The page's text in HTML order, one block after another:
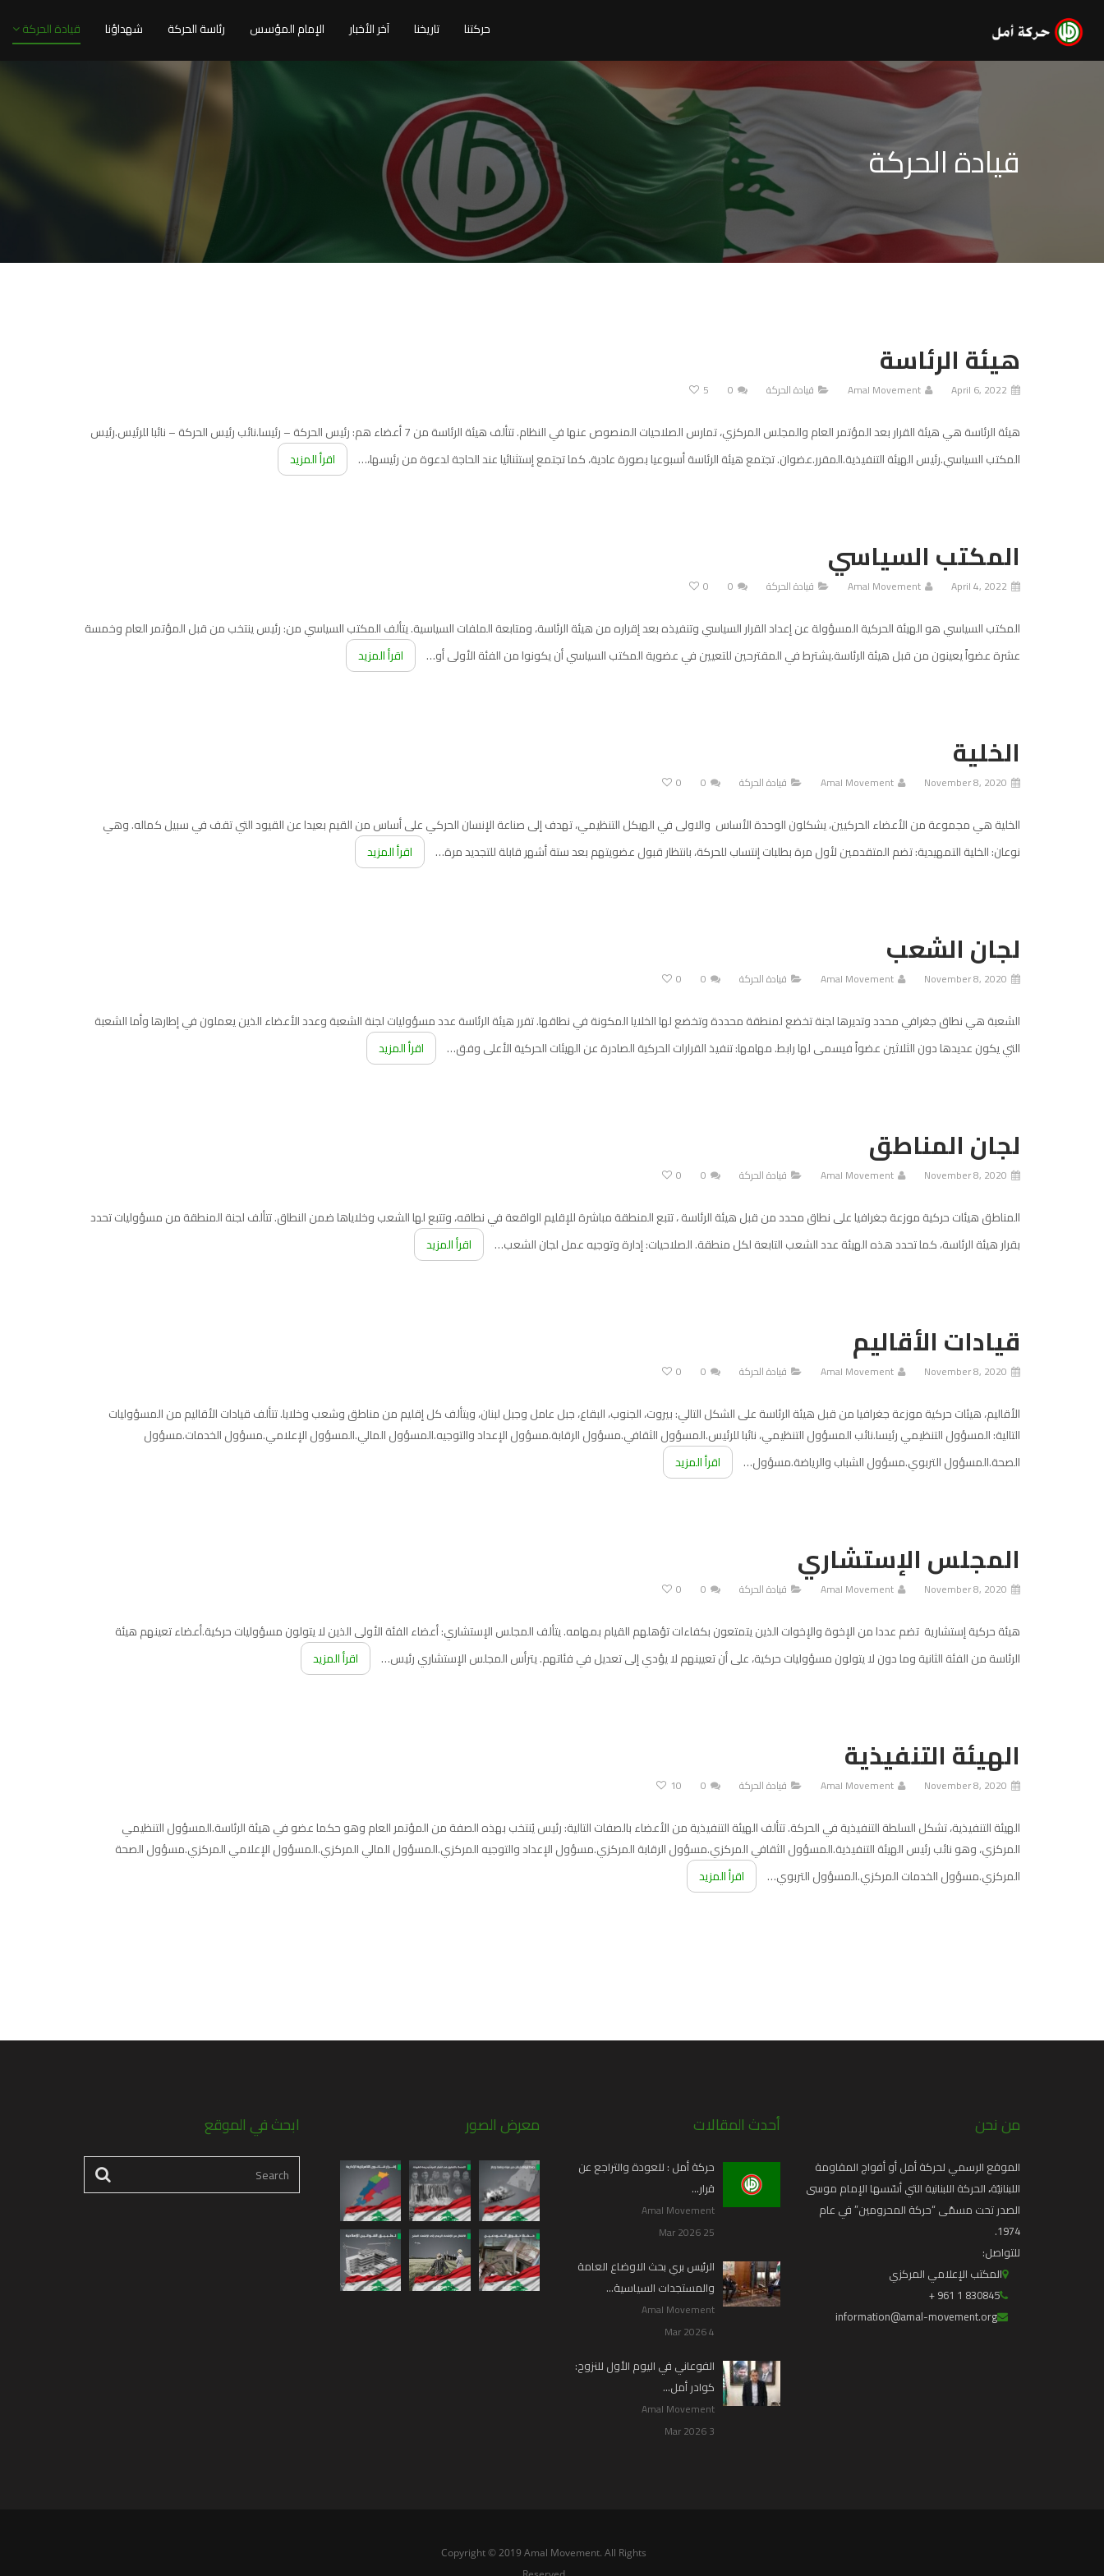
حركتنا تاريخنا آخر الأخبار الإمام المؤسس رئاسة الحركة شهداؤنا قيادة الحركة
قيادة الحركة
هيئة الرئاسة
April 6, 2022
Amal Movement قيادة الحركة 0
5
هيئة الرئاسة هي هيئة القرار بعد المؤتمر العام والمجلس المركزي، تمارس الصلاحيات المنصوص عنها في النظام. تتألف هيئة الرئاسة من 7 أعضاء هم: رئيس الحركة – رئيسا.نائب رئيس الحركة – نائبا للرئيس.رئيس
المكتب السياسي.رئيس الهيئة التنفيذية.المقرر.عضوان. تجتمع هيئة الرئاسة أسبوعيا بصورة عادية، كما تجتمع إستثنائيا عند الحاجة لدعوة من رئيسها،…
اقرأ المزيد
المكتب السياسي
April 4, 2022
Amal Movement قيادة الحركة 0
0
المكتب السياسي هو الهيئة الحركية المسؤولة عن إعداد القرار السياسي وتنفيذه بعد إقراره من هيئة الرئاسة، ومتابعة الملفات السياسية. يتألف المكتب السياسي من: رئيس ينتخب من قبل المؤتمر العام وخمسة
عشرة عضواً يعينون من قبل هيئة الرئاسة.يشترط في المقترحين للتعيين في عضوية المكتب السياسي أن يكونوا من الفئة الأولى أو…
اقرأ المزيد
الخلية
November 8, 2020
Amal Movement قيادة الحركة 0
0
الخلية هي مجموعة من الأعضاء الحركيين، يشكلون الوحدة الأساس والاولى في الهيكل التنظيمي، تهدف إلى صناعة الإنسان الحركي على أساس من القيم بعيدا عن القيود التي تقف في سبيل كماله. وهي
نوعان: الخلية التمهيدية: تضم المتقدمين لأول مرة بطلبات إنتساب للحركة، بانتظار قبول عضويتهم بعد ستة أشهر قابلة للتجديد مرة…
اقرأ المزيد
لجان الشعب
November 8, 2020
Amal Movement قيادة الحركة 0
0
الشعبة هي نطاق جغرافي محدد وتديرها لجنة تخضع لمنطقة محددة وتخضع لها الخلايا المكونة في نطاقها. تقرر هيئة الرئاسة عدد مسؤوليات لجنة الشعبة وعدد الأعضاء الذين يعملون في إطارها وأما الشعبة
التي يكون عديدها دون الثلاثين عضواً فيسمى لها رابط. مهامها: تنفيذ القرارات الحركية الصادرة عن الهيئات الحركية الأعلى وفق…
اقرأ المزيد
لجان المناطق
November 8, 2020
Amal Movement قيادة الحركة 0
0
المناطق هيئات حركية موزعة جغرافيا على نطاق محدد من قبل هيئة الرئاسة ، تتبع المنطقة مباشرة للإقليم الواقعة في نطاقه، وتتبع لها الشعب وخلاياها ضمن النطاق. تتألف لجنة المنطقة من مسؤوليات تحدد
بقرار هيئة الرئاسة، كما تحدد هذه الهيئة عدد الشعب التابعة لكل منطقة. الصلاحيات: إدارة وتوجيه عمل لجان الشعب…
اقرأ المزيد
قيادات الأقاليم
November 8, 2020
Amal Movement قيادة الحركة 0
0
الأقاليم، هيئات حركية موزعة جغرافيا من قبل هيئة الرئاسة على الشكل التالي: بيروت، الجنوب، البقاع، جبل عامل وجبل لبنان، ويتألف كل إقليم من مناطق وشعب وخلايا. تتألف قيادات الأقاليم من المسؤوليات
التالية: المسؤول التنظيمي رئيسا.نائب المسؤول التنظيمي، نائبا للرئيس.المسؤول الثقافي.مسؤول الرقابة.مسؤول الإعداد والتوجيه.المسؤول المالي.المسؤول الإعلامي.مسؤول الخدمات.مسؤول
الصحة.المسؤول التربوي.مسؤول الشباب والرياضة.مسؤول…
اقرأ المزيد
المجلس الإستشاري
November 8, 2020
Amal Movement قيادة الحركة 0
0
هيئة حركية إستشارية تضم عددا من الإخوة والإخوات الذين يتمتعون بكفاءات تؤهلهم القيام بمهامه. يتألف المجلس الإستشاري: أعضاء الفئة الأولى الذين لا يتولون مسؤوليات حركية.أعضاء تعينهم هيئة
الرئاسة من الفئة الثانية وما دون لا يتولون مسؤوليات حركية، على أن تعيينهم لا يؤدي إلى تعديل في فئاتهم. يترأس المجلس الإستشاري رئيس…
اقرأ المزيد
الهيئة التنفيذية
November 8, 2020
Amal Movement قيادة الحركة 0
10
الهيئة التنفيذية، تشكل السلطة التنفيذية في الحركة. تتألف الهيئة التنفيذية من الأعضاء بالصفات التالية: رئيس يُنتخب بهذه الصفة من المؤتمر العام وهو حكما عضو في هيئة الرئاسة.المسؤول التنظيمي
المركزي، وهو نائب رئيس الهيئة التنفيذية.المسؤول الثقافي المركزي.مسؤول الرقابة المركزي.مسؤول الإعداد والتوجيه المركزي.المسؤول المالي المركزي.المسؤول الإعلامي المركزي.مسؤول الصحة
المركزي.مسؤول الخدمات المركزي.المسؤول التربوي…
اقرأ المزيد
من نحن
الموقع الرسمي لحركة أمل أو أفواج المقاومة
اللبنانيّة،الحركة اللبنانية التي أسّسها الإمام موسى
الصدر تحت مسمّى “حركة المحرومين” في عام
1974.
للتواصل:
المكتب الإعلامي المركزي
830845 1 961 +
information@amal-movement.org
أحدث المقالات
حركة أمل : للعودة والتراجع عن
قرار…
Amal Movement
25 Mar 2026
الرئيس بري بحث الاوضاع العامة
والمستجدات السياسية…
Amal Movement
4 Mar 2026
الفوعاني في اليوم الأول للنزوح:
كوادر أمل…
Amal Movement
3 Mar 2026
معرض الصور ابحث في الموقع
Copyright © 2019 Amal Movement. All Rights